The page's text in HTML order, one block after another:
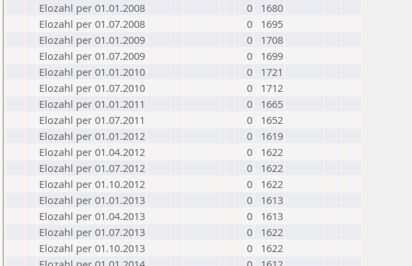
Elozahl per 01.01.2008
0
1680
Elozahl per 01.07.2008
0
1695
Elozahl per 01.01.2009
0
1708
Elozahl per 01.07.2009
0
1699
Elozahl per 01.01.2010
0
1721
Elozahl per 01.07.2010
0
1712
Elozahl per 01.01.2011
0
1665
Elozahl per 01.07.2011
0
1652
Elozahl per 01.01.2012
0
1619
Elozahl per 01.04.2012
0
1622
Elozahl per 01.07.2012
0
1622
Elozahl per 01.10.2012
0
1622
Elozahl per 01.01.2013
0
1613
Elozahl per 01.04.2013
0
1613
Elozahl per 01.07.2013
0
1622
Elozahl per 01.10.2013
0
1622